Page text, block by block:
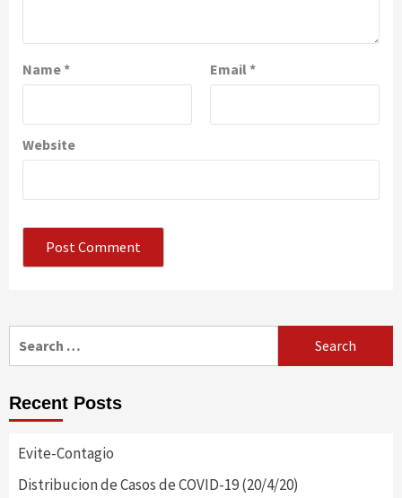
Name* Email *
Website
for:
Recent Posts
Evite-Contagio
Distribucion de Casos de COVID-19 (20/4/20)